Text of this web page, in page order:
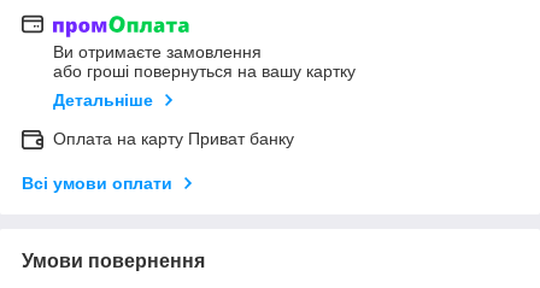
Ви отримаєте замовлення
або гроші повернуться на вашу картку
Детальніше
Оплата на карту Приват банку
Всі умови оплати
Умови повернення